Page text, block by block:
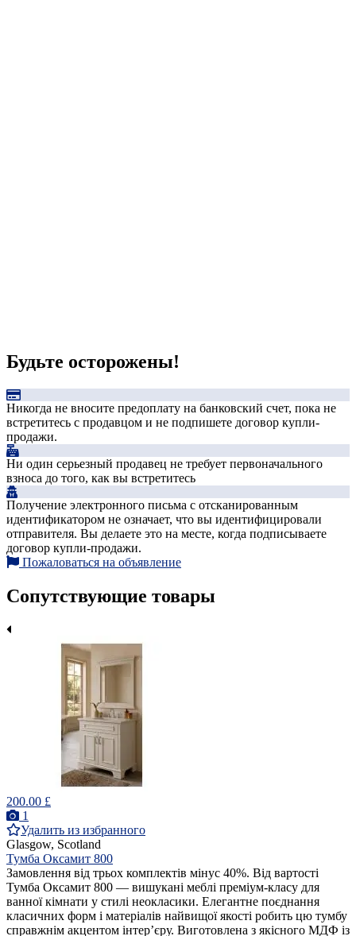
Будьте осторожены!
Никогда не вносите предоплату на банковский счет, пока не
встретитесь с продавцом и не подпишете договор купли-
продажи.
Ни один серьезный продавец не требует первоначального
взноса до того, как вы встретитесь
Получение электронного письма с отсканированным
идентификатором не означает, что вы идентифицировали
отправителя. Вы делаете это на месте, когда подписываете
договор купли-продажи.
Пожаловаться на объявление
Сопутствующие товары
200.00 £
1
Удалить из избранного
Glasgow, Scotland
Тумба Оксамит 800
Замовлення від трьох комплектів мінус 40%. Від вартості
Тумба Оксамит 800 — вишукані меблі преміум-класу для
ванної кімнати у стилі неокласики. Елегантне поєднання
класичних форм і матеріалів найвищої якості робить цю тумбу
справжнім акцентом інтер’єру. Виготовлена з якісного МДФ із